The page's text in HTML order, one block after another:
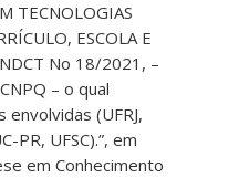
TECNOLOGIAS
ESCOLA E
No 18/2021, –
– o qual
(UFRJ,
PR, UFSC).”, em
em Conhecimento